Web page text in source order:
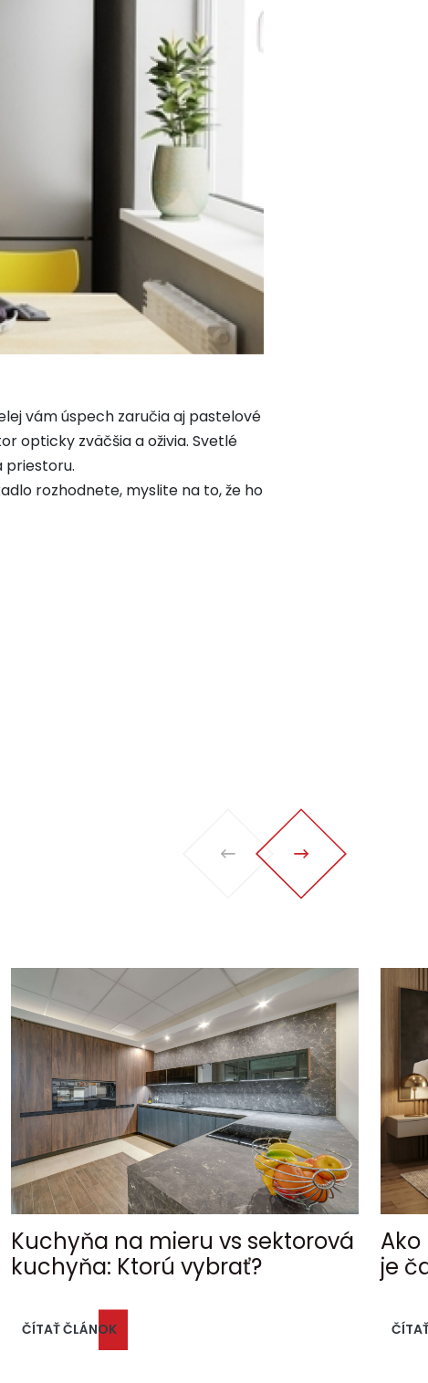
vám úspech zaručia aj pastelové
opticky zväčšia a oživia. Svetlé
priestoru.
rozhodnete, myslite na to, že ho
Kuchyňa na mieru vs sektorová
kuchyňa: Ktorú vybrať?
ČÍTAŤ ČLÁNOK
je